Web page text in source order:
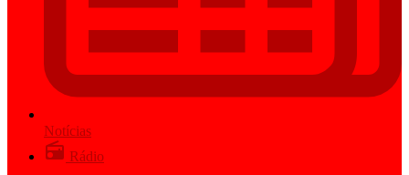
Notícias
Rádio